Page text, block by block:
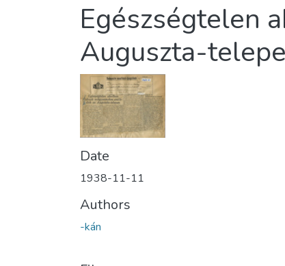
Egészségtelen
Auguszta-
Date
1938-11-11
Authors
-kán